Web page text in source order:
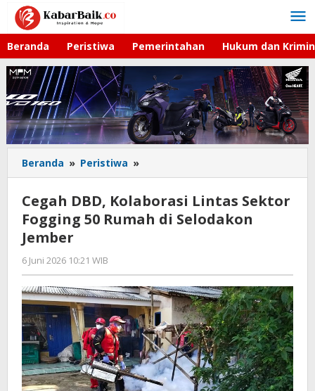
Lewati
konten
Beranda Peristiwa Pemerintahan Hukum dan
Beranda » Peristiwa »
DBD,
Kolaborasi
Lintas
Sektor
Selodakon
Jember
Cegah DBD, Kolaborasi Lintas Sektor
Fogging 50 Rumah di Selodakon
Jember
6 Juni 2026 10:21 WIB
Andika
DP